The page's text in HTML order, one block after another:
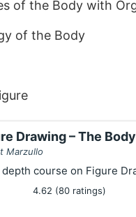
of the Body with
of the Body
Drawing – The
Marzullo
depth course on Figure
4.62 (80 ratings)